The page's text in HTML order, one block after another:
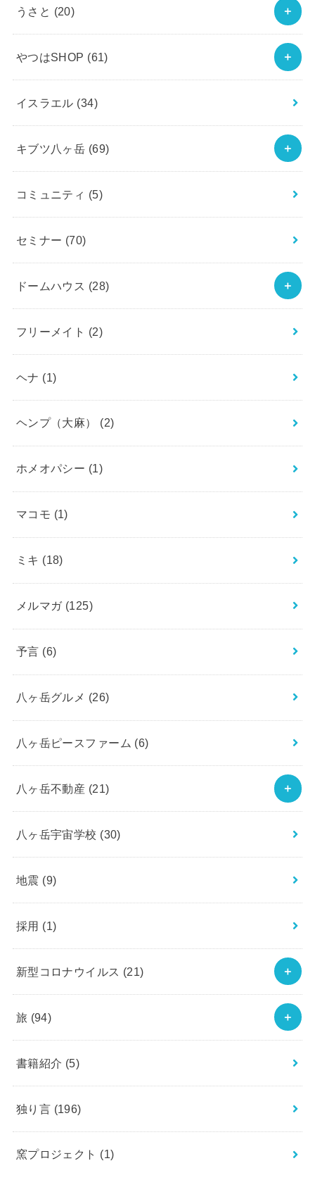
うさと (20)
やつはSHOP (61)
イスラエル (34)
キブツ八ヶ岳 (69)
コミュニティ (5)
セミナー (70)
ドームハウス (28)
フリーメイト (2)
ヘナ (1)
ヘンプ（大麻） (2)
ホメオパシー (1)
マコモ (1)
ミキ (18)
メルマガ (125)
予言 (6)
八ヶ岳グルメ (26)
八ヶ岳ピースファーム (6)
八ヶ岳不動産 (21)
八ヶ岳宇宙学校 (30)
地震 (9)
採用 (1)
新型コロナウイルス (21)
旅 (94)
書籍紹介 (5)
独り言 (196)
窯プロジェクト (1)